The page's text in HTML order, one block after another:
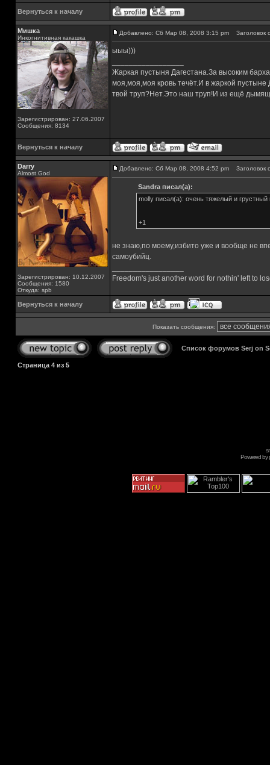
Вернуться к началу
Мишка
Инкогнитивная какашка
Зарегистрирован: 27.06.2007
Сообщения: 8134
Добавлено: Сб Мар 08, 2008 3:15 pm Заголовок
ыыы)))
Жаркая пустыня Дагестана.За высоким
моя,моя,моя кровь течёт.И в жаркой
твой труп?Нет.Это наш труп!И из ещё
Вернуться к началу
Darry
Almost God
Зарегистрирован: 10.12.2007
Сообщения: 1580
Откуда: spb
Добавлено: Сб Мар 08, 2008 4:52 pm Заголовок
Sandra писал(а):
molly писал(а): очень тяжелый и
+1
не знаю,по моему,избито уже и вообще не
самоубийц.
Freedom's just another word for nothin' left to
Вернуться к началу
Показать сообщения:
Список форумов Serj on
Страница 4 из 5
Powered by